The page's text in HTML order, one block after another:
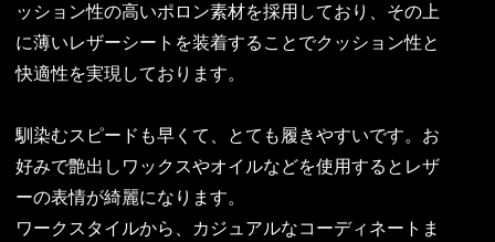
ッション性の高いポロン素材を採用しており、その上
に薄いレザーシートを装着することでクッション性と
快適性を実現しております。
馴染むスピードも早くて、とても履きやすいです。お
好みで艶出しワックスやオイルなどを使用するとレザ
ーの表情が綺麗になります。
ワークスタイルから、カジュアルなコーディネートま